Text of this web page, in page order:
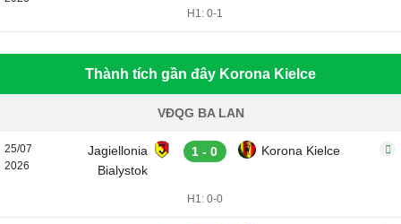
H1: 0-1
Thành tích gần đây Korona Kielce
VĐQG BA LAN
25/07
2026
Jagiellonia
Bialystok
1 - 0 Korona Kielce
H1: 0-0